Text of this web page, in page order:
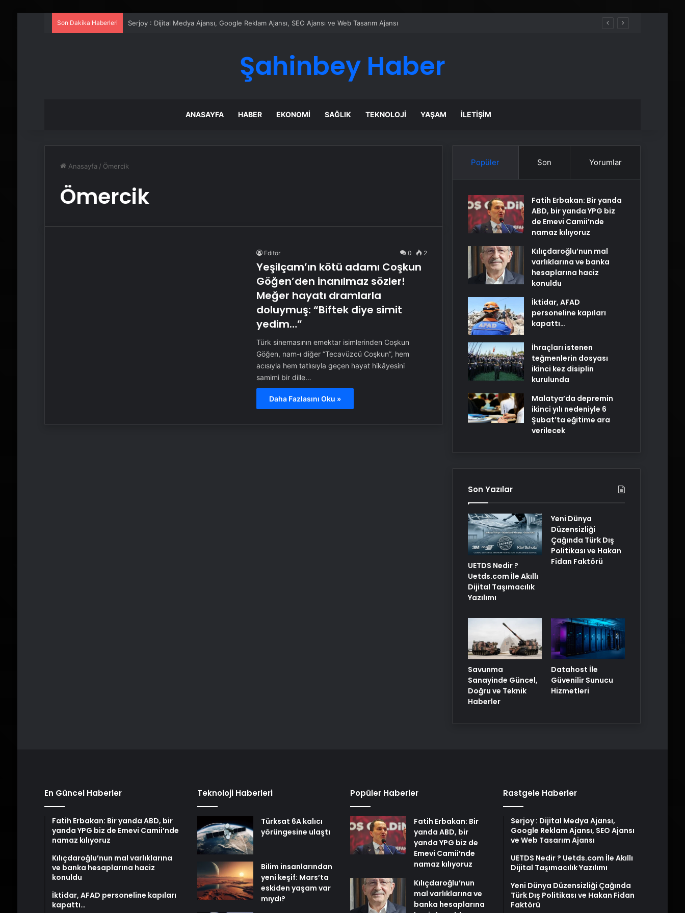
Son Dakika Haberleri Serjoy : Dijital Medya Ajansı, Google Reklam Ajansı, SEO Ajansı ve Web Tasarım Ajansı
Şahinbey Haber
ANASAYFA HABER EKONOMI SAĞLIK TEKNOLOJI YAŞAM İLETIŞIM
Anasayfa / Ömercik
Ömercik
Editör 0 2
Yeşilçam’ın kötü adamı Coşkun
Göğen’den inanılmaz sözler!
Meğer hayatı dramlarla
doluymuş: “Biftek diye simit
yedim…”
Türk sinemasının emektar isimlerinden Coşkun
Göğen, nam-ı diğer “Tecavüzcü Coşkun”, hem
acısıyla hem tatlısıyla geçen hayat hikâyesini
samimi bir dille…
Daha Fazlasını Oku »
Popüler Son Yorumlar
Fatih Erbakan: Bir yanda
ABD, bir yanda YPG biz
de Emevi Camii’nde
namaz kılıyoruz
Kılıçdaroğlu’nun mal
varlıklarına ve banka
hesaplarına haciz
konuldu
İktidar, AFAD
personeline kapıları
kapattı…
İhraçları istenen
teğmenlerin dosyası
ikinci kez disiplin
kurulunda
Malatya’da depremin
ikinci yılı nedeniyle 6
Şubat’ta eğitime ara
verilecek
Son Yazılar
UETDS Nedir ?
Uetds.com İle Akıllı
Dijital Taşımacılık
Yazılımı
Yeni Dünya
Düzensizliği
Çağında Türk Dış
Politikası ve Hakan
Fidan Faktörü
Savunma
Sanayinde Güncel,
Doğru ve Teknik
Haberler
Datahost İle
Güvenilir Sunucu
Hizmetleri
En Güncel Haberler
Fatih Erbakan: Bir yanda ABD, bir
yanda YPG biz de Emevi Camii’nde
namaz kılıyoruz
Kılıçdaroğlu’nun mal varlıklarına
ve banka hesaplarına haciz
konuldu
İktidar, AFAD personeline kapıları
kapattı…
Teknoloji Haberleri
Türksat 6A kalıcı
yörüngesine ulaştı
Bilim insanlarından
yeni keşif: Mars’ta
eskiden yaşam var
mıydı?
Popüler Haberler
Fatih Erbakan: Bir
yanda ABD, bir
yanda YPG biz de
Emevi Camii’nde
namaz kılıyoruz
Kılıçdaroğlu’nun
mal varlıklarına ve
banka hesaplarına
Rastgele Haberler
Serjoy : Dijital Medya Ajansı,
Google Reklam Ajansı, SEO Ajansı
ve Web Tasarım Ajansı
UETDS Nedir ? Uetds.com İle Akıllı
Dijital Taşımacılık Yazılımı
Yeni Dünya Düzensizliği Çağında
Türk Dış Politikası ve Hakan Fidan
Faktörü